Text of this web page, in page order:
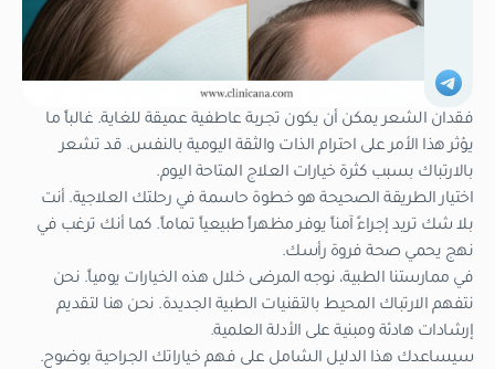
فقدان الشعر يمكن أن يكون تجربة عاطفية عميقة للغاية. غالباً ما
يؤثر هذا الأمر على احترام الذات والثقة اليومية بالنفس. قد تشعر
بالارتباك بسبب كثرة خيارات العلاج المتاحة اليوم.
اختيار الطريقة الصحيحة هو خطوة حاسمة في رحلتك العلاجية. أنت
بلا شك تريد إجراءً آمناً يوفر مظهراً طبيعياً تماماً. كما أنك ترغب في
نهج يحمي صحة فروة رأسك.
في ممارستنا الطبية، نوجه المرضى خلال هذه الخيارات يومياً. نحن
نتفهم الارتباك المحيط بالتقنيات الطبية الجديدة. نحن هنا لتقديم
إرشادات هادئة ومبنية على الأدلة العلمية.
سيساعدك هذا الدليل الشامل على فهم خياراتك الجراحية بوضوح.